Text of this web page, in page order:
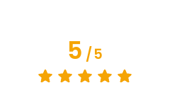
5/5